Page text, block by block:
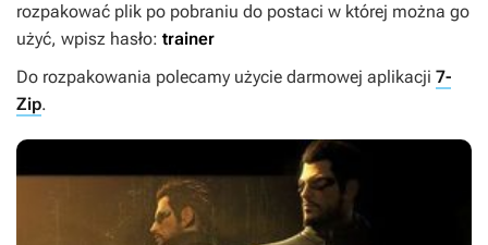
rozpakować plik po pobraniu do postaci w której można go
użyć, wpisz hasło: trainer
Do rozpakowania polecamy użycie darmowej aplikacji 7-
Zip.